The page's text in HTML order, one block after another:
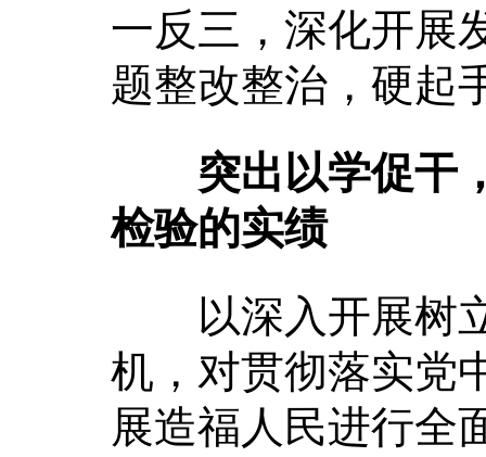
一反三，深化开展
题整改整治，硬起
突出以学促干
检验的实绩
以深入开展树立
机，对贯彻落实党
展造福人民进行全